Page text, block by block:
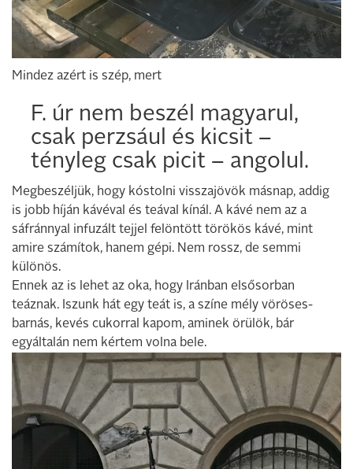
Mindez azért is szép, mert
F. úr nem beszél magyarul,
csak perzsául és kicsit –
tényleg csak picit – angolul.
Megbeszéljük, hogy kóstolni visszajövök másnap, addig
is jobb híján kávéval és teával kínál. A kávé nem az a
sáfránnyal infuzált tejjel felöntött törökös kávé, mint
amire számítok, hanem gépi. Nem rossz, de semmi
különös.
Ennek az is lehet az oka, hogy Iránban elsősorban
teáznak. Iszunk hát egy teát is, a színe mély vöröses-
barnás, kevés cukorral kapom, aminek örülök, bár
egyáltalán nem kértem volna bele.